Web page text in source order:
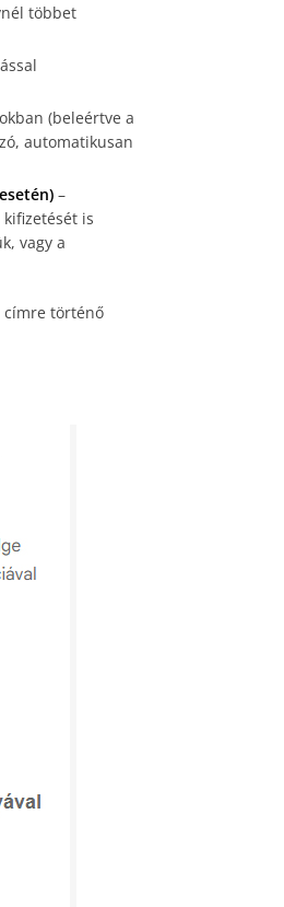
többet
(beleértve a
automatikusan
–
is
vagy a
címre történő